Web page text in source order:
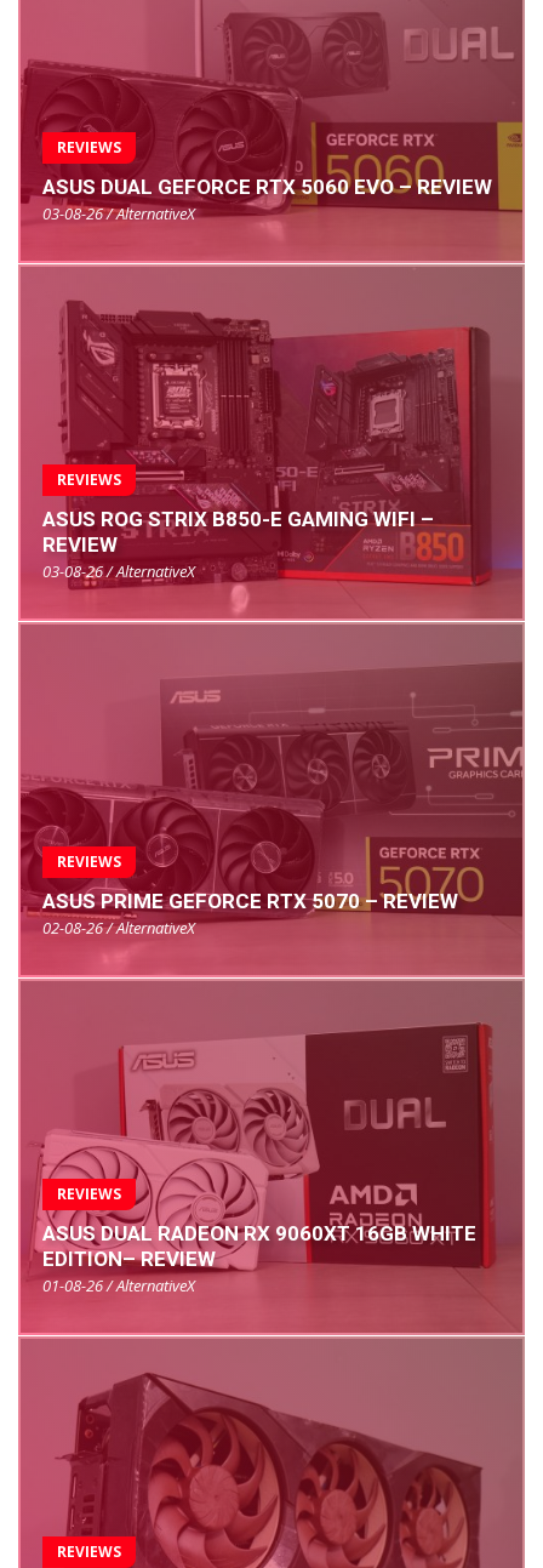
REVIEWS
ASUS DUAL GEFORCE RTX 5060 EVO – REVIEW
03-08-26 / AlternativeX
REVIEWS
ASUS ROG STRIX B850-E GAMING WIFI –
REVIEW
03-08-26 / AlternativeX
REVIEWS
ASUS PRIME GEFORCE RTX 5070 – REVIEW
02-08-26 / AlternativeX
REVIEWS
ASUS DUAL RADEON RX 9060XT 16GB WHITE
EDITION– REVIEW
01-08-26 / AlternativeX
REVIEWS